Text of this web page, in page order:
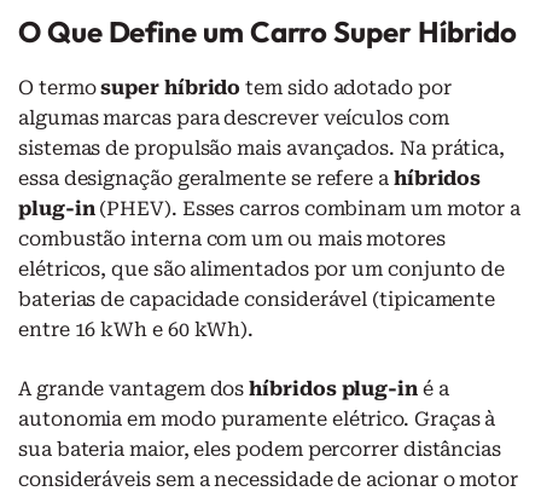
O Que Define um Carro Super Híbrido
O termosuper híbrido tem sido adotado por
algumas marcas para descrever veículos com
sistemas de propulsão mais avançados. Na prática,
essa designação geralmente se refere a híbridos
plug-in(PHEV). Esses carros combinam um motor a
combustão interna com um ou mais motores
elétricos, que são alimentados por um conjunto de
baterias de capacidade considerável (tipicamente
entre 16 kWh e 60 kWh).
A grande vantagem doshíbridos plug-iné a
autonomia em modo puramente elétrico. Graças à
sua bateria maior, eles podem percorrer distâncias
consideráveis sem a necessidade de acionar o motor